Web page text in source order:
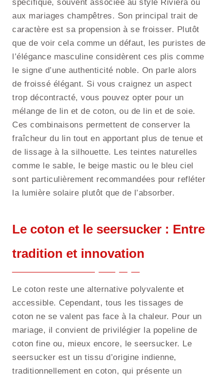
spécifique, souvent associée au style Riviera ou
aux mariages champêtres. Son principal trait de
caractère est sa propension à se froisser. Plutôt
que de voir cela comme un défaut, les puristes de
l’élégance masculine considèrent ces plis comme
le signe d’une authenticité noble. On parle alors
de froissé élégant. Si vous craignez un aspect
trop décontracté, vous pouvez opter pour un
mélange de lin et de coton, ou de lin et de soie.
Ces combinaisons permettent de conserver la
fraîcheur du lin tout en apportant plus de tenue et
de lissage à la silhouette. Les teintes naturelles
comme le sable, le beige mastic ou le bleu ciel
sont particulièrement recommandées pour refléter
la lumière solaire plutôt que de l’absorber.
Le coton et le seersucker : Entre
tradition et innovation
Le coton reste une alternative polyvalente et
accessible. Cependant, tous les tissages de
coton ne se valent pas face à la chaleur. Pour un
mariage, il convient de privilégier la popeline de
coton fine ou, mieux encore, le seersucker. Le
seersucker est un tissu d’origine indienne,
traditionnellement en coton, qui présente un